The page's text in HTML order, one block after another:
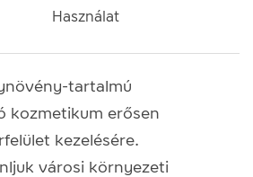
Használat
tartalmú
kozmetikum erősen
kezelésére.
városi környezeti